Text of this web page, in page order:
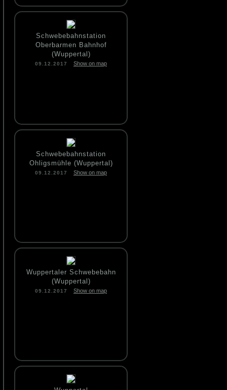
Schwebebahnstation
Oberbarmen Bahnhof
(Wuppertal)
09.12.2017 Show on map
Schwebebahnstation
Ohligsmühle (Wuppertal)
09.12.2017 Show on map
Wuppertaler Schwebebahn
(Wuppertal)
09.12.2017 Show on map